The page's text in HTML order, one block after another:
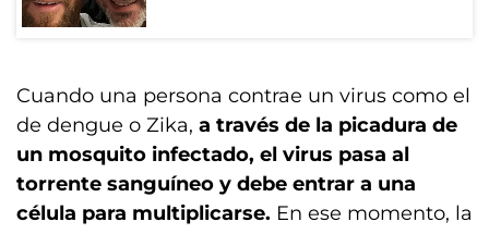
Cuando una persona contrae un virus como el
de dengue o Zika, a través de la picadura de
un mosquito infectado, el virus pasa al
torrente sanguíneo y debe entrar a una
célula para multiplicarse. En ese momento, la